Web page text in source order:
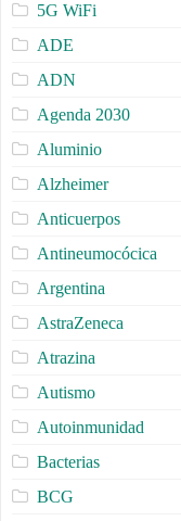
5G WiFi
ADE
ADN
Agenda 2030
Aluminio
Alzheimer
Anticuerpos
Antineumocócica
Argentina
AstraZeneca
Atrazina
Autismo
Autoinmunidad
Bacterias
BCG